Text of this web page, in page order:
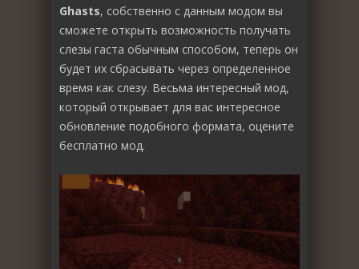
Ghasts, собственно с данным модом вы
сможете открыть возможность получать
слезы гаста обычным способом, теперь он
будет их сбрасывать через определенное
время как слезу. Весьма интересный мод,
который открывает для вас интересное
обновление подобного формата, оцените
бесплатно мод.